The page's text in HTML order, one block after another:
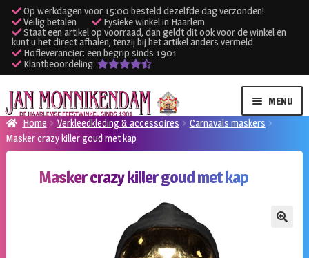
Op werkdagen voor 15:00 besteld dezelfde dag verzonden!
Veilig betalen
Fysieke winkel in Haarlem
Staat een artikel op voorraad, dan geldt dit ook voor de winkel en
kunt u het direct afhalen, tenzij bij het artikel anders vermeld
Hofleverancier: een begrip sinds 1901
Klantbeoordeling:
Ga
door
naar
navigatie
Ga
naar
de
inhoud
MENU
Verhuur kleding
Verhuur apparatuur
Home Verkleedkleding & accessoires
Carnavals maskers
Masker crazy killer goud met kap
Masker crazy killer goud met kap